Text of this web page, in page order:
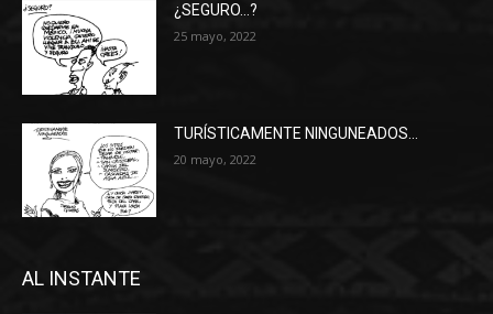
¿SEGURO…?
25 mayo, 2022
TURÍSTICAMENTE NINGUNEADOS…
20 mayo, 2022
AL INSTANTE